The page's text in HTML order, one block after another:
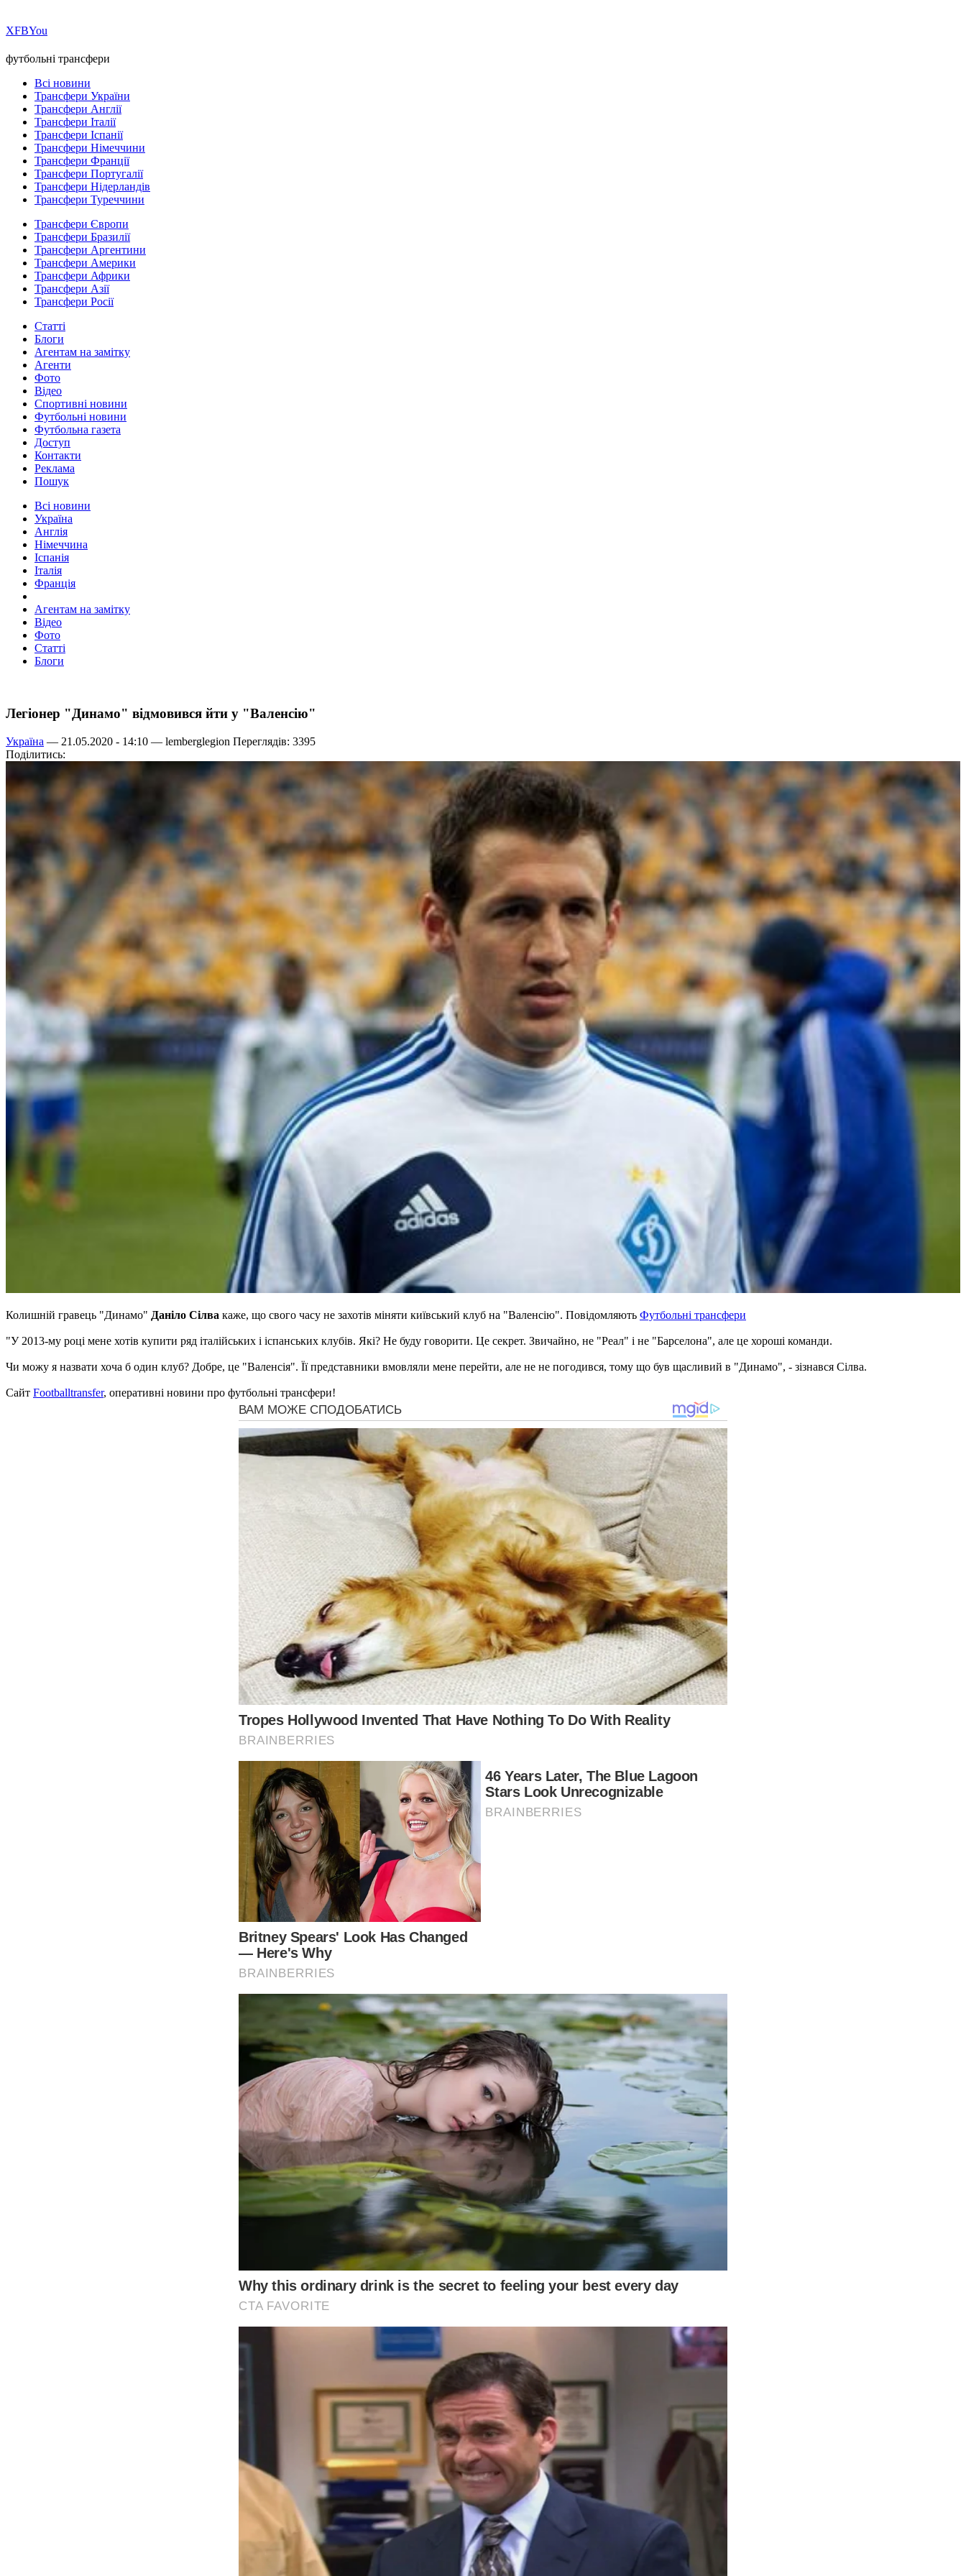
ХFBYou
футбольні трансфери
Всі новини
Трансфери України
Трансфери Англії
Трансфери Італії
Трансфери Іспанії
Трансфери Німеччини
Трансфери Франції
Трансфери Португалії
Трансфери Нідерландів
Трансфери Туреччини
Трансфери Європи
Трансфери Бразилії
Трансфери Аргентини
Трансфери Америки
Трансфери Африки
Трансфери Азії
Трансфери Росії
Статті
Блоги
Агентам на замітку
Агенти
Фото
Відео
Спортивні новини
Футбольні новини
Футбольна газета
Доступ
Контакти
Реклама
Пошук
Всі новини
Україна
Англія
Німеччина
Іспанія
Італія
Франція
Агентам на замітку
Відео
Фото
Статті
Блоги
Легіонер "Динамо" відмовився йти у "Валенсію"
Україна — 21.05.2020 - 14:10 — lemberglegion Переглядів: 3395
Поділитись:
Колишній гравець "Динамо" Даніло Сілва каже, що свого часу не захотів міняти київський клуб на "Валенсію". Повідомляють Футбольні трансфери
"У 2013-му році мене хотів купити ряд італійських і іспанських клубів. Які? Не буду говорити. Це секрет. Звичайно, не "Реал" і не "Барселона", але це хороші команди.
Чи можу я назвати хоча б один клуб? Добре, це "Валенсія". Її представники вмовляли мене перейти, але не не погодився, тому що був щасливий в "Динамо", - зізнався Сілва.
Сайт Footballtransfer, оперативні новини про футбольні трансфери!